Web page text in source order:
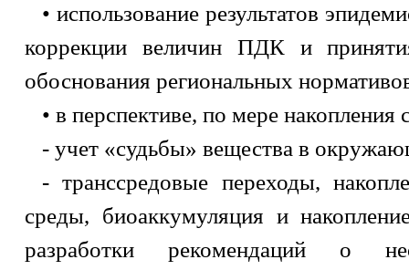
• использование результатов
коррекции величин ПДК и
обоснования региональных
• в перспективе, по мере
- учет «судьбы» вещества в
- транссредовые переходы,
среды, биоаккумуляция и
разработки рекомендаций о